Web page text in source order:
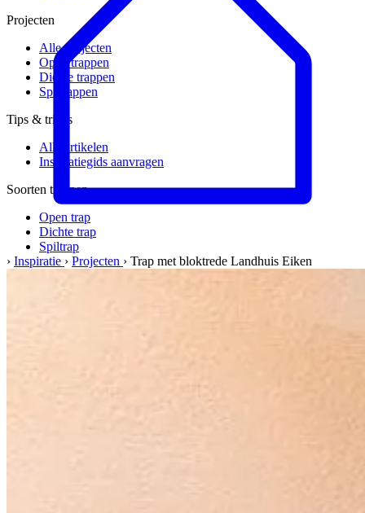
Projecten
Alle projecten
Open trappen
Dichte trappen
Spiltrappen
Tips & tricks
Alle artikelen
Inspiratiegids aanvragen
Soorten trappen
Open trap
Dichte trap
Spiltrap
› Inspiratie › Projecten › Trap met bloktrede Landhuis Eiken